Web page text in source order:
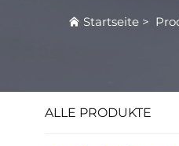
Startseite >
ALLE PRODUKTE